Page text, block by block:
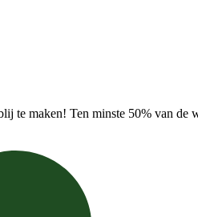
te maken! Ten minste 50% van de